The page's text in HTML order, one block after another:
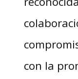
con la